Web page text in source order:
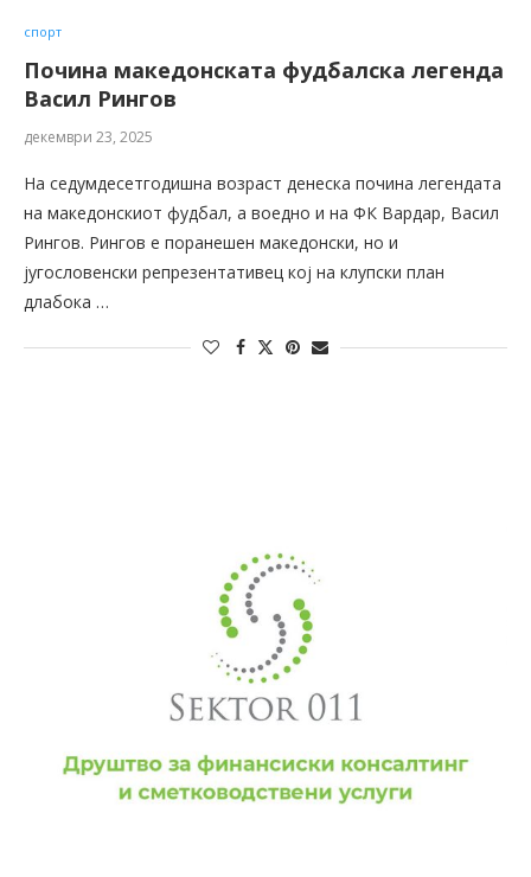
спорт
Почина македонската фудбалска легенда
Васил Рингов
декември 23, 2025
На седумдесетгодишна возраст денеска почина легендата
на македонскиот фудбал, а воедно и на ФК Вардар, Васил
Рингов. Рингов е поранешен македонски, но и
југословенски репрезентативец кој на клупски план
длабока …